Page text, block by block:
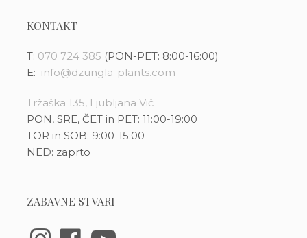
KONTAKT
T: 070 724 385 (PON-PET: 8:00-16:00)
E: info@dzungla-plants.com
Tržaška 135, Ljubljana Vič
PON, SRE, ČET in PET: 11:00-19:00
TOR in SOB: 9:00-15:00
NED: zaprto
ZABAVNE STVARI